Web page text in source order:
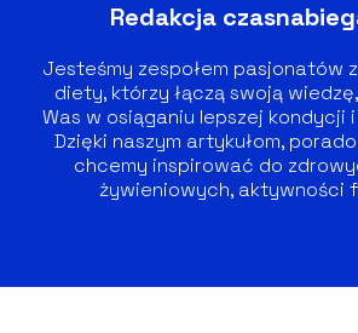
Redakcja
Jesteśmy zespołem pasjonatów
diety, którzy łączą swoją
Was w osiąganiu lepszej kondycji
Dzięki naszym artykułom,
chcemy inspirować do
żywieniowych, aktywności